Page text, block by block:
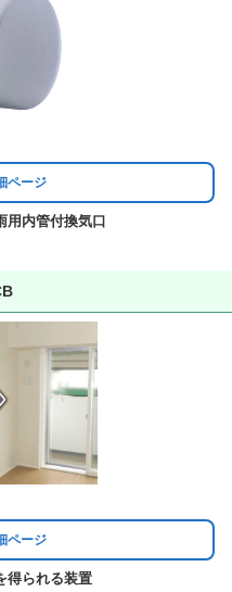
ページ
用内管付換気口
ページ
得られる装置